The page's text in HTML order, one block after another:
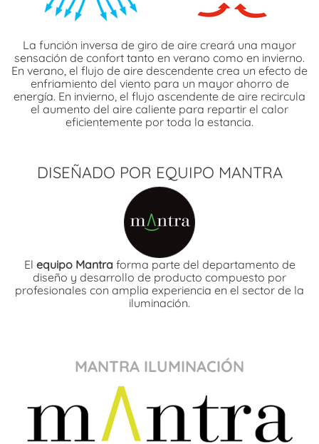
La función inversa de giro de aire creará una mayor
sensación de confort tanto en verano como en invierno.
En verano, el flujo de aire descendente crea un efecto de
enfriamiento del viento para un mayor ahorro de
energía. En invierno, el flujo ascendente de aire recircula
el aumento del aire caliente para repartir el calor
eficientemente por toda la estancia.
DISEÑADO POR EQUIPO MANTRA
El equipo Mantra forma parte del departamento de
diseño y desarrollo de producto compuesto por
profesionales con amplia experiencia en el sector de la
iluminación.
MANTRA ILUMINACIÓN